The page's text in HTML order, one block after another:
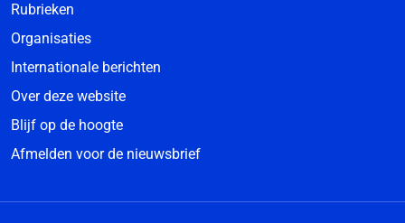
Rubrieken
Organisaties
Internationale berichten
Over deze website
Blijf op de hoogte
Afmelden voor de nieuwsbrief